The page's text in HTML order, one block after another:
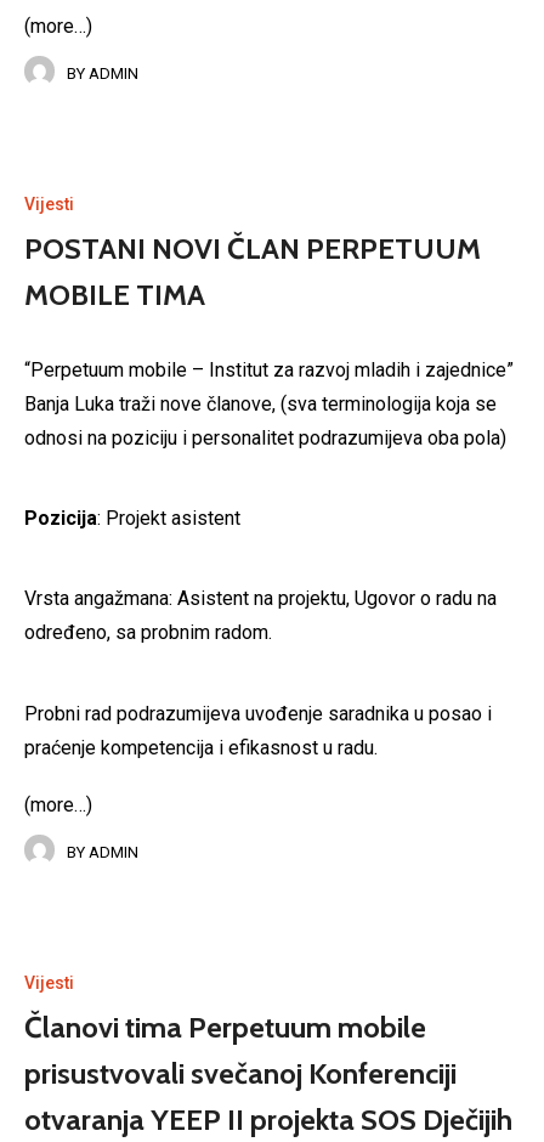
(more…)
BY ADMIN
Vijesti
POSTANI NOVI ČLAN PERPETUUM
MOBILE TIMA
“Perpetuum mobile – Institut za razvoj mladih i zajednice”
Banja Luka traži nove članove, (sva terminologija koja se
odnosi na poziciju i personalitet podrazumijeva oba pola)
Pozicija: Projekt asistent
Vrsta angažmana: Asistent na projektu, Ugovor o radu na
određeno, sa probnim radom.
Probni rad podrazumijeva uvođenje saradnika u posao i
praćenje kompetencija i efikasnost u radu.
(more…)
BY ADMIN
Vijesti
Članovi tima Perpetuum mobile
prisustvovali svečanoj Konferenciji
otvaranja YEEP II projekta SOS Dječijih